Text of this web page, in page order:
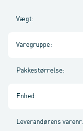
Vægt:
Varegruppe:
Pakkestørrelse:
Enhed :
Leverandørens varenr.